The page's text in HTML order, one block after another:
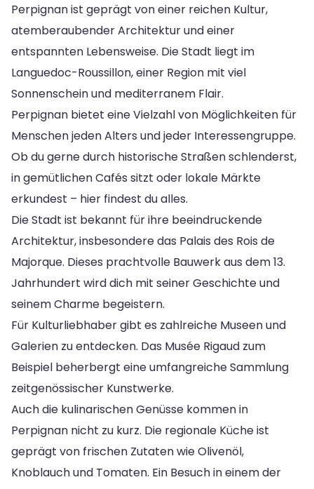
Perpignan ist geprägt von einer reichen Kultur,
atemberaubender Architektur und einer
entspannten Lebensweise. Die Stadt liegt im
Languedoc-Roussillon, einer Region mit viel
Sonnenschein und mediterranem Flair.
Perpignan bietet eine Vielzahl von Möglichkeiten für
Menschen jeden Alters und jeder Interessengruppe.
Ob du gerne durch historische Straßen schlenderst,
in gemütlichen Cafés sitzt oder lokale Märkte
erkundest – hier findest du alles.
Die Stadt ist bekannt für ihre beeindruckende
Architektur, insbesondere das Palais des Rois de
Majorque. Dieses prachtvolle Bauwerk aus dem 13.
Jahrhundert wird dich mit seiner Geschichte und
seinem Charme begeistern.
Für Kulturliebhaber gibt es zahlreiche Museen und
Galerien zu entdecken. Das Musée Rigaud zum
Beispiel beherbergt eine umfangreiche Sammlung
zeitgenössischer Kunstwerke.
Auch die kulinarischen Genüsse kommen in
Perpignan nicht zu kurz. Die regionale Küche ist
geprägt von frischen Zutaten wie Olivenöl,
Knoblauch und Tomaten. Ein Besuch in einem der